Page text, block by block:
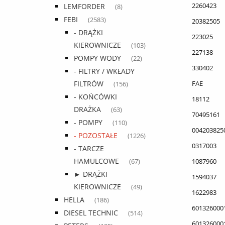
LEMFORDER (8)
FEBI (2583)
- DRĄŻKI
KIEROWNICZE
(103)
POMPY WODY (22)
- FILTRY / WKŁADY
FILTRÓW
(156)
- KOŃCÓWKI
DRAŻKA
(63)
- POMPY (110)
- POZOSTAŁE (1226)
- TARCZE
HAMULCOWE
(67)
► DRĄŻKI
KIEROWNICZE
(49)
HELLA (186)
DIESEL TECHNIC (514)
2260423
20382505
223025
227138
330402
FAE
18112
70495161
0317003
1087960
1594037
1622983